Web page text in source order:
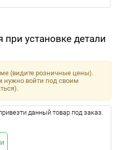
при установке детали
(видите розничные цены).
нужно войти под своим
данный товар под заказ.